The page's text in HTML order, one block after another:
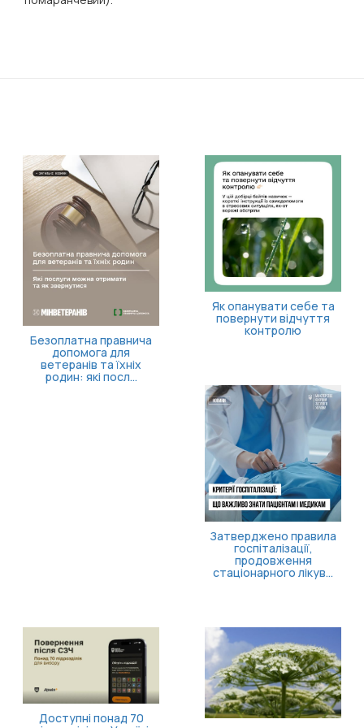
Безоплатна правнича
допомога для
ветеранів та їхніх
родин: які посл...
Як опанувати себе та
повернути відчуття
контролю
Затверджено правила
госпіталізації,
продовження
стаціонарного лікув...
Доступні понад 70